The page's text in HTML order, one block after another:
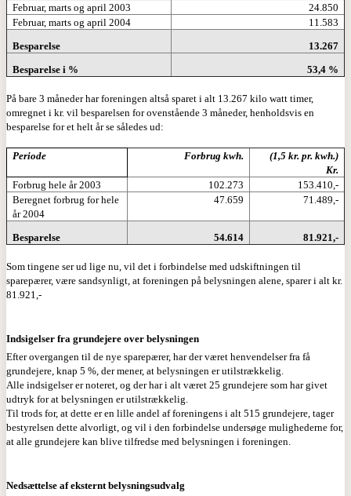
Februar, marts og april 2003
24.850
Februar, marts og april 2004
11.583
Besparelse
13.267
Besparelse i %
53,4 %
På bare 3 måneder har foreningen altså sparet i alt 13.267 kilo watt timer,
omregnet i kr. vil besparelsen for ovenstående 3 måneder, henholdsvis en
besparelse for et helt år se således ud:
Periode Forbrug kwh.
(1,5 kr. pr. kwh.)
Kr.
Forbrug hele år 2003
102.273
153.410,-
Beregnet forbrug for hele
år 2004
47.659 71.489,-
Besparelse 54.614 81.921,-
Som tingene ser ud lige nu, vil det i forbindelse med udskiftningen til
sparepærer, være sandsynligt, at foreningen på belysningen alene, sparer i alt kr.
81.921,-
Indsigelser fra grundejere over belysningen
Efter overgangen til de nye sparepærer, har der været henvendelser fra få
grundejere, knap 5 %, der mener, at belysningen er utilstrækkelig.
Alle indsigelser er noteret, og der har i alt været 25 grundejere som har givet
udtryk for at belysningen er utilstrækkelig.
Til trods for, at dette er en lille andel af foreningens i alt 515 grundejere, tager
bestyrelsen dette alvorligt, og vil i den forbindelse undersøge mulighederne for,
at alle grundejere kan blive tilfredse med belysningen i foreningen.
Nedsættelse af eksternt belysningsudvalg